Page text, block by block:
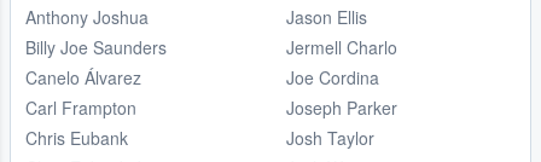
Anthony Joshua
Billy Joe Saunders
Canelo Álvarez
Carl Frampton
Chris Eubank
Jason Ellis
Jermell Charlo
Joe Cordina
Joseph Parker
Josh Taylor